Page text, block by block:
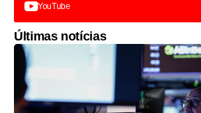
YouTube
Últimas notícias